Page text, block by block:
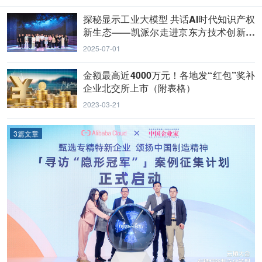
探秘显示工业大模型 共话AI时代知识产权
新生态——凯派尔走进京东方技术创新中
心
2025-07-01
金额最高近4000万元！各地发“红包”奖补
企业北交所上市（附表格）
2023-03-21
3篇文章